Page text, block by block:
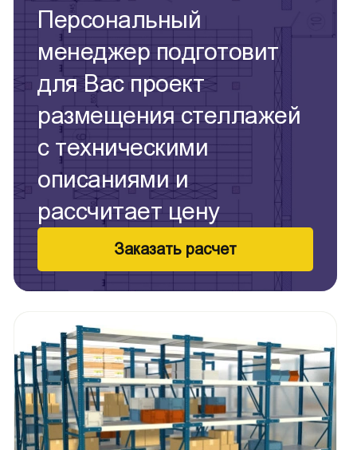
Персональный
менеджер подготовит
для Вас проект
размещения стеллажей
с техническими
описаниями и
рассчитает цену
Заказать расчет